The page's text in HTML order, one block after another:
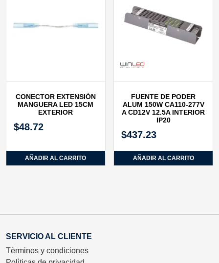
CONECTOR EXTENSIÓN
MANGUERA LED 15CM
EXTERIOR
$48.72
AÑADIR AL CARRITO
FUENTE DE PODER
ALUM 150W CA110-277V
A CD12V 12.5A INTERIOR
IP20
$437.23
AÑADIR AL CARRITO
SERVICIO AL CLIENTE
Tèrminos y condiciones